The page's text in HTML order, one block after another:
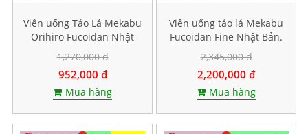
Viên uống Tảo Lá Mekabu
Orihiro Fucoidan Nhật
Bản. Hộp 90 viên
1,270,000 đ
952,000 đ
Mua hàng
Viên uống tảo lá Mekabu
Fucoidan Fine Nhật Bản.
Hộp 198 viên
2,345,000 đ
2,200,000 đ
Mua hàng